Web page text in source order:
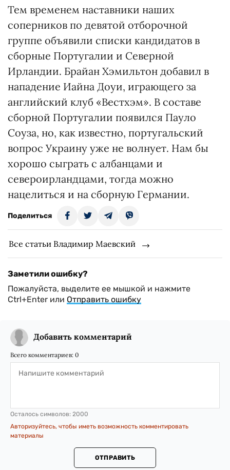
Тем временем наставники наших
соперников по девятой отборочной
группе объявили списки кандидатов в
сборные Португалии и Северной
Ирландии. Брайан Хэмильтон добавил в
нападение Иайна Доуи, играющего за
английский клуб «Вестхэм». В составе
сборной Португалии появился Пауло
Соуза, но, как известно, португальский
вопрос Украину уже не волнует. Нам бы
хорошо сыграть с албанцами и
североирландцами, тогда можно
нацелиться и на сборную Германии.
Поделиться
Все статьи Владимир Маевский
Заметили ошибку?
Пожалуйста, выделите ее мышкой и нажмите
Ctrl+Enter или Отправить ошибку
Добавить комментарий
Всего комментариев: 0
Осталось символов: 2000
Авторизуйтесь, чтобы иметь возможность комментировать
материалы
ОТПРАВИТЬ